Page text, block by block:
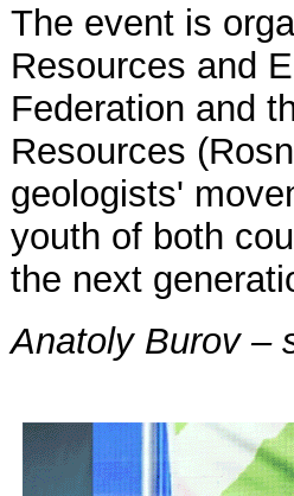
The event is
Resources and
Federation and
Resources
geologists'
youth of both
the next
Anatoly Burov –